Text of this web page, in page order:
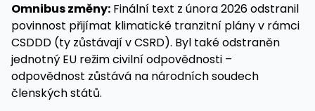
Omnibus změny: Finální text z února 2026 odstranil
povinnost přijímat klimatické tranzitní plány v rámci
CSDDD (ty zůstávají v CSRD). Byl také odstraněn
jednotný EU režim civilní odpovědnosti –
odpovědnost zůstává na národních soudech
členských států.